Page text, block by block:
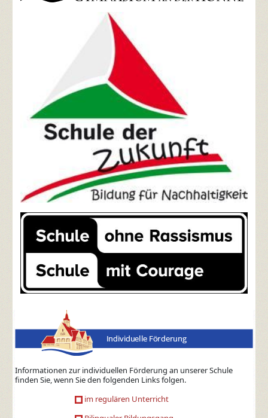
Informationen zur individuellen Förderung an unserer Schule
finden Sie, wenn Sie den folgenden Links folgen.
im regulären Unterricht